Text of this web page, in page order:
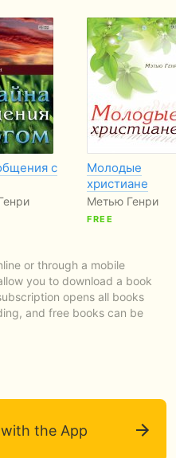
с
Молодые
христиане
Метью Генри
FREE
or through a mobile
you to download a book
opens all books
and free books can be
with the App